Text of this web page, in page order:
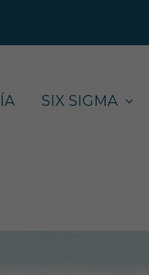
SIX SIGMA